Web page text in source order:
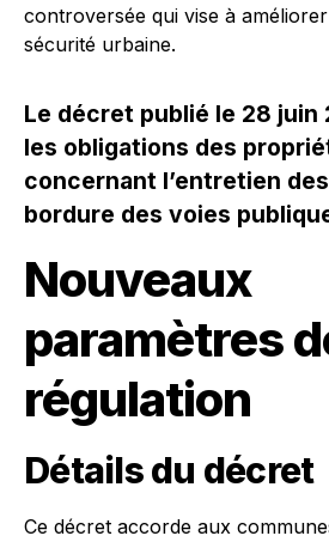
controversée qui vise à améliorer
sécurité urbaine.
Le décret publié le 28
les obligations des
concernant l’entretien
bordure des voies
Nouveaux
paramètres
régulation
Détails du décret
Ce décret accorde aux